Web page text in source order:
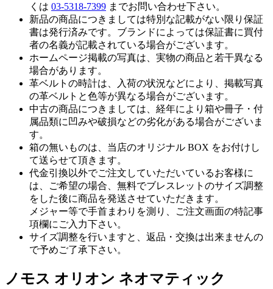
くは 03-5318-7399 までお問い合わせ下さい。
新品の商品につきましては特別な記載がない限り保証
書は発行済みです。ブランドによっては保証書に買付
者の名義が記載されている場合がございます。
ホームページ掲載の写真は、実物の商品と若干異なる
場合があります。
革ベルトの時計は、入荷の状況などにより、掲載写真
の革ベルトと色等が異なる場合がございます。
中古の商品につきましては、経年により箱や冊子・付
属品類に凹みや破損などの劣化がある場合がございま
す。
箱の無いものは、当店のオリジナル BOX をお付けし
て送らせて頂きます。
代金引換以外でご注文していただいているお客様に
は、ご希望の場合、無料でブレスレットのサイズ調整
をした後に商品を発送させていただきます。
メジャー等で手首まわりを測り、ご注文画面の特記事
項欄にご入力下さい。
サイズ調整を行いますと、返品・交換は出来ませんの
で予めご了承下さい。
ノモス オリオン ネオマティック